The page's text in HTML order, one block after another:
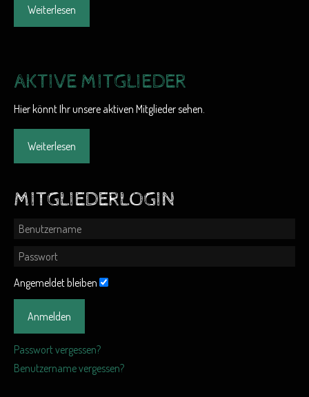
Weiterlesen
AKTIVE MITGLIEDER
Hier könnt Ihr unsere aktiven Mitglieder sehen.
Weiterlesen
MITGLIEDERLOGIN
Angemeldet bleiben
Anmelden
Passwort vergessen?
Benutzername vergessen?